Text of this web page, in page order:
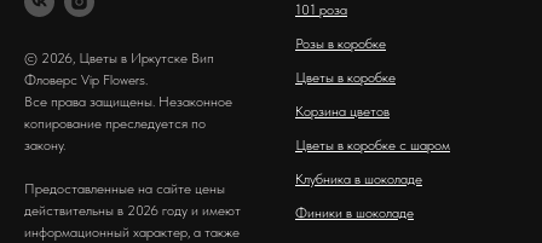
© 2026, Цветы в Иркутске Вип
Фловерс Vip Flowers.
Все права защищены. Незаконное
копирование преследуется по
закону.
Предоставленные на сайте цены
действительны в 2026 году и имеют
информационный характер, а также
101 роза
Розы в коробке
Цветы в коробке
Корзина цветов
Цветы в коробке с шаром
Клубника в шоколаде
Финики в шоколаде